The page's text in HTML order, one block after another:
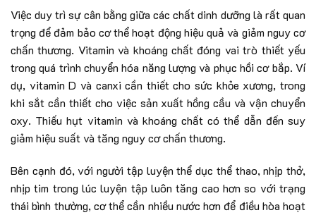
Việc duy trì sự cân bằng giữa các chất dinh dưỡng là rất quan
trọng để đảm bảo cơ thể hoạt động hiệu quả và giảm nguy cơ
chấn thương. Vitamin và khoáng chất đóng vai trò thiết yếu
trong quá trình chuyển hóa năng lượng và phục hồi cơ bắp. Ví
dụ, vitamin D và canxi cần thiết cho sức khỏe xương, trong
khi sắt cần thiết cho việc sản xuất hồng cầu và vận chuyển
oxy. Thiếu hụt vitamin và khoáng chất có thể dẫn đến suy
giảm hiệu suất và tăng nguy cơ chấn thương.
Bên cạnh đó, với người tập luyện thể dục thể thao, nhịp thở,
nhịp tim trong lúc luyện tập luôn tăng cao hơn so với trạng
thái bình thường, cơ thể cần nhiều nước hơn để điều hòa hoạt